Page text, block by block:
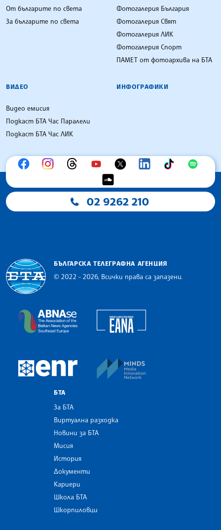
От българите по света
За българите по света
Фотогалерия България
Фотогалерия Свят
Фотогалерия ЛИК
Фотогалерия Спорт
ПАМЕТ от фотоархива на БТА
ВИДЕО
Видео емисия
Подкаст БТА Час Паралели
Подкаст БТА Час ЛИК
ИНФОГРАФИКИ
02 9262 210
БЪЛГАРСКА ТЕЛЕГРАФНА АГЕНЦИЯ
© 2022 - 2026, Всички права са запазени.
The Assocoation of the Balkan News Agencies
European Newsroom
БТА
За БТА
Виртуална разходка
Новини за БТА
Мисия
История
Документи
Кариери
Школа БТА
Шкорпиловци